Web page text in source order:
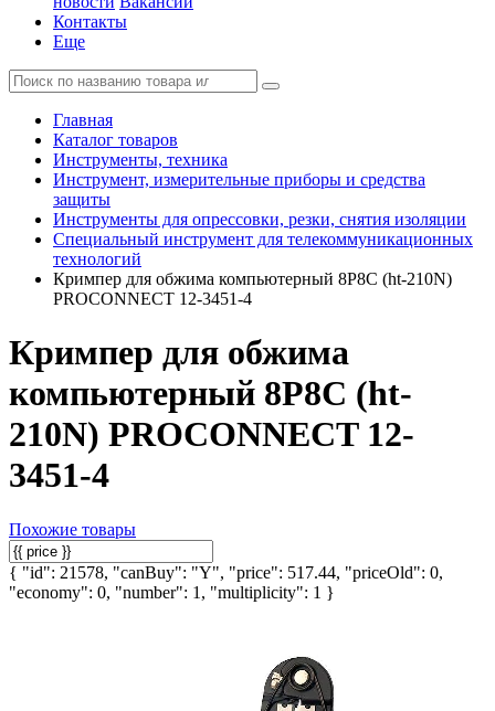
Контакты
Еще
Главная
Каталог товаров
Инструменты, техника
Инструмент, измерительные приборы и средства
защиты
Инструменты для опрессовки, резки, снятия изоляции
Специальный инструмент для телекоммуникационных
технологий
Кримпер для обжима компьютерный 8P8C (ht-210N)
PROCONNECT 12-3451-4
Кримпер для обжима
компьютерный 8P8C (ht-
210N) PROCONNECT 12-
3451-4
Похожие товары
{ "id": 21578, "canBuy": "Y", "price": 517.44, "priceOld": 0,
"economy": 0, "number": 1, "multiplicity": 1 }